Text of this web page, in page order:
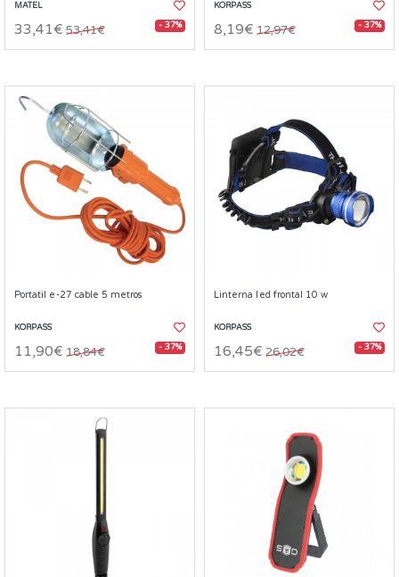
MATEL
33,41€ 53,41€ - 37%
KORPASS
8,19€ 12,97€ - 37%
Portatil e-27 cable 5 metros
KORPASS
11,90€ 18,84€ - 37%
Linterna led frontal 10 w
KORPASS
16,45€ 26,02€ - 37%